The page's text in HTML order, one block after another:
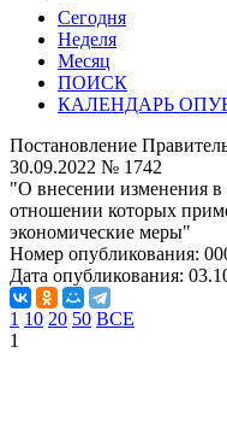
Сегодня
Неделя
Месяц
ПОИСК
КАЛЕНДАРЬ
Постановление
30.09.2022 № 1742
"О внесении изменения
отношении которых
экономические меры"
Номер опубликования:
Дата опубликования:
1 10 20 50 ВСЕ
1